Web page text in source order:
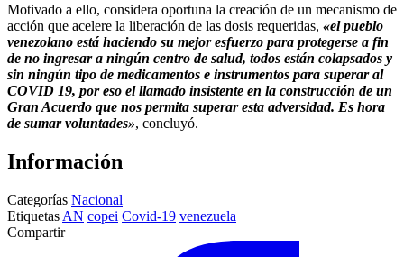
Motivado a ello, considera oportuna la creación de un mecanismo de
acción que acelere la liberación de las dosis requeridas, «el pueblo
venezolano está haciendo su mejor esfuerzo para protegerse a fin
de no ingresar a ningún centro de salud, todos están colapsados y
sin ningún tipo de medicamentos e instrumentos para superar al
COVID 19, por eso el llamado insistente en la construcción de un
Gran Acuerdo que nos permita superar esta adversidad. Es hora
de sumar voluntades», concluyó.
Información
Categorías Nacional
Etiquetas AN copei Covid-19 venezuela
Compartir